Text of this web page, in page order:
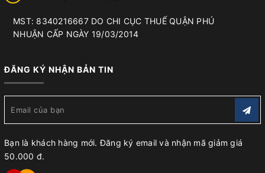
MST: 8340216667 DO CHI CỤC THUẾ QUẬN PHÚ
NHUẬN CẤP NGÀY 19/03/2014
ĐĂNG KÝ NHẬN BẢN TIN
Bạn là khách hàng mới. Đăng ký email và nhận mã giảm giá
50.000 đ.